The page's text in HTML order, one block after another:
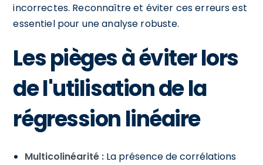
incorrectes. Reconnaître et éviter ces erreurs est
essentiel pour une analyse robuste.
Les pièges à éviter lors
de l'utilisation de la
régression linéaire
Multicolinéarité : La présence de corrélations